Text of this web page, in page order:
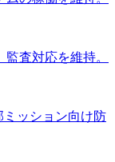
査対応を維持。
ミッション向け防